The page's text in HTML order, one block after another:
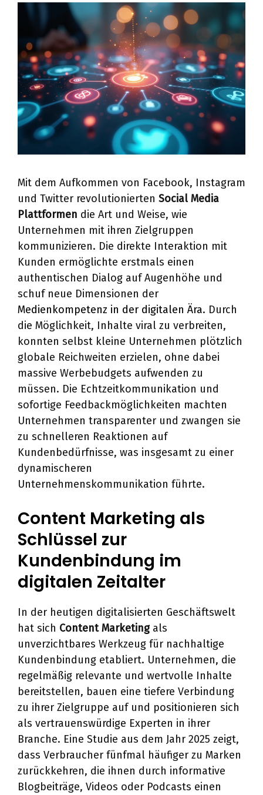
Mit dem Aufkommen von Facebook, Instagram
und Twitter revolutionierten Social Media
Plattformen die Art und Weise, wie
Unternehmen mit ihren Zielgruppen
kommunizieren. Die direkte Interaktion mit
Kunden ermöglichte erstmals einen
authentischen Dialog auf Augenhöhe und
schuf neue Dimensionen der
Medienkompetenz in der digitalen Ära. Durch
die Möglichkeit, Inhalte viral zu verbreiten,
konnten selbst kleine Unternehmen plötzlich
globale Reichweiten erzielen, ohne dabei
massive Werbebudgets aufwenden zu
müssen. Die Echtzeitkommunikation und
sofortige Feedbackmöglichkeiten machten
Unternehmen transparenter und zwangen sie
zu schnelleren Reaktionen auf
Kundenbedürfnisse, was insgesamt zu einer
dynamischeren
Unternehmenskommunikation führte.
Content Marketing als
Schlüssel zur
Kundenbindung im
digitalen Zeitalter
In der heutigen digitalisierten Geschäftswelt
hat sich Content Marketingals
unverzichtbares Werkzeug für nachhaltige
Kundenbindung etabliert. Unternehmen, die
regelmäßig relevante und wertvolle Inhalte
bereitstellen, bauen eine tiefere Verbindung
zu ihrer Zielgruppe auf und positionieren sich
als vertrauenswürdige Experten in ihrer
Branche. Eine Studie aus dem Jahr 2025 zeigt,
dass Verbraucher fünfmal häufiger zu Marken
zurückkehren, die ihnen durch informative
Blogbeiträge, Videos oder Podcasts einen